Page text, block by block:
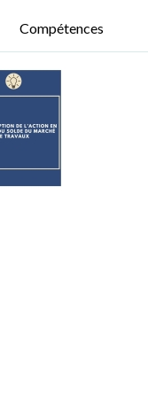
Compétences